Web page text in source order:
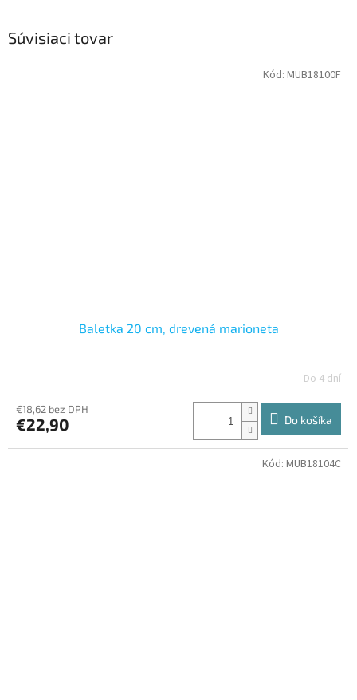
Súvisiaci tovar
Baletka 20 cm, drevená marioneta
Do 4 dní
€18,62 bez DPH
€22,90 Do košíka
Kód: MUB18100F
Kód: MUB18104C